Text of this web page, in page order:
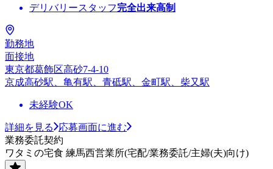
デリバリースタッフ完全出来高制
勤務地
面接地
東京都葛飾区高砂7-4-10
京成高砂駅、亀有駅、青砥駅、金町駅、柴又駅
未経験OK
詳細を見る
応募画面に進む
業務委託契約
ワタミの宅食 練馬西営業所(宅配/業務委託/主婦(夫)向け)